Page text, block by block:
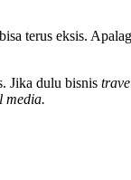
terus eksis.
Jika dulu bisnis
media.